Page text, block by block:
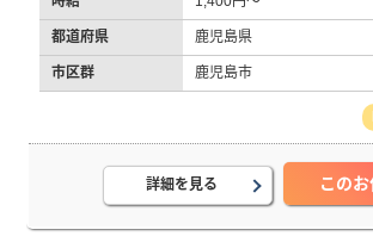
都道府県 鹿児島県
市区群 鹿児島市
詳細を見る この